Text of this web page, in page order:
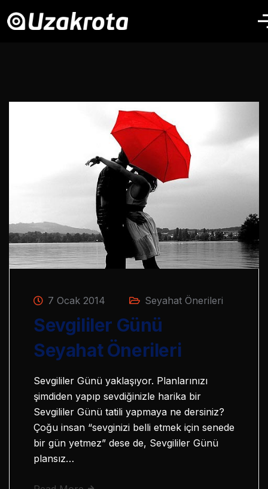
7 Ocak 2014 Seyahat Önerileri
Sevgililer Günü
Seyahat Önerileri
Sevgililer Günü yaklaşıyor. Planlarınızı
şimdiden yapıp sevdiğinizle harika bir
Sevgililer Günü tatili yapmaya ne dersiniz?
Çoğu insan “sevginizi belli etmek için senede
bir gün yetmez” dese de, Sevgililer Günü
plansız…